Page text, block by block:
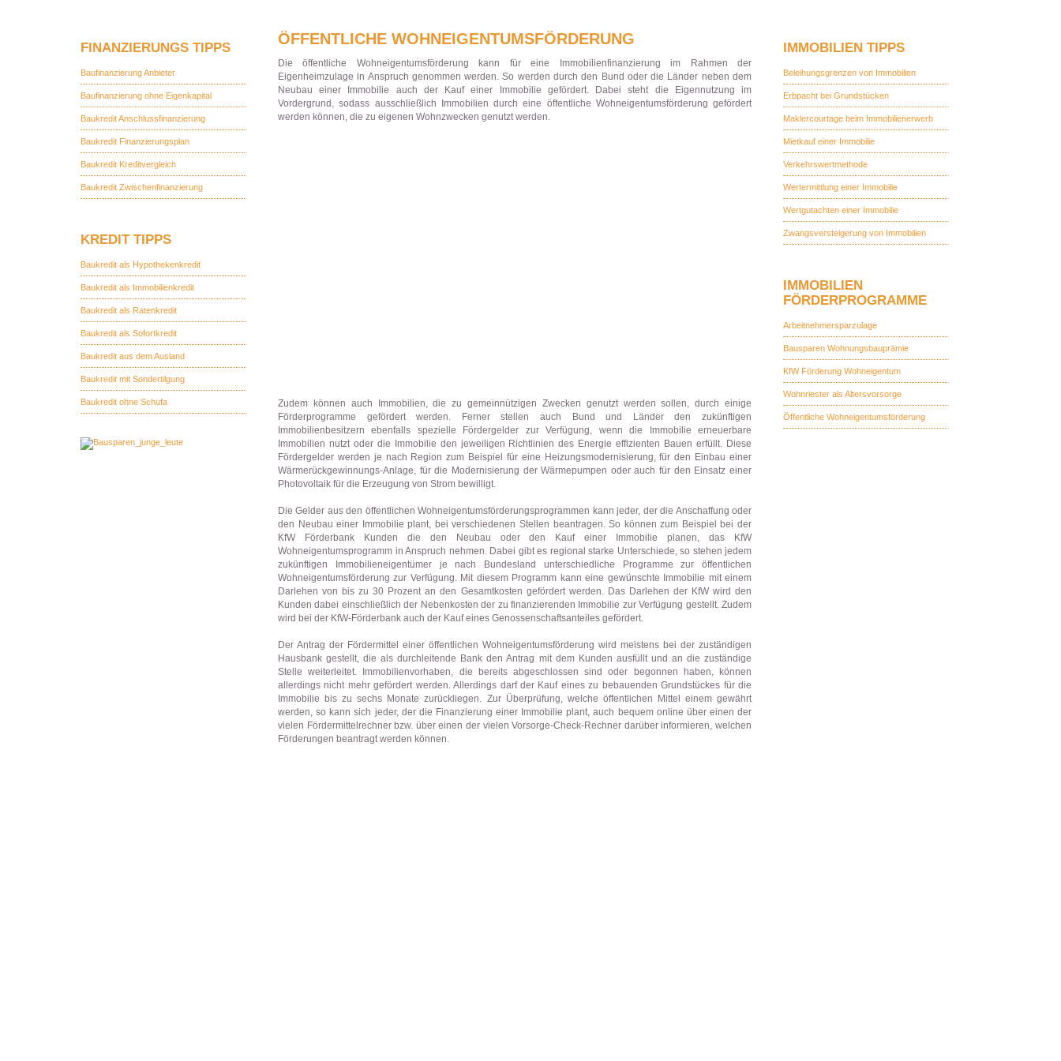
FINANZIERUNGS TIPPS
Baufinanzierung Anbieter
Baufinanzierung ohne Eigenkapital
Baukredit Anschlussfinanzierung
Baukredit Finanzierungsplan
Baukredit Kreditvergleich
Baukredit Zwischenfinanzierung
KREDIT TIPPS
Baukredit als Hypothekenkredit
Baukredit als Immobilienkredit
Baukredit als Ratenkredit
Baukredit als Sofortkredit
Baukredit aus dem Ausland
Baukredit mit Sondertilgung
Baukredit ohne Schufa
ÖFFENTLICHE WOHNEIGENTUMSFÖRDERUNG
Die öffentliche Wohneigentumsförderung kann für eine Immobilienfinanzierung im Rahmen der
Eigenheimzulage in Anspruch genommen werden. So werden durch den Bund oder die Länder neben dem
Neubau einer Immobilie auch der Kauf einer Immobilie gefördert. Dabei steht die Eigennutzung im
Vordergrund, sodass ausschließlich Immobilien durch eine öffentliche Wohneigentumsförderung gefördert
werden können, die zu eigenen Wohnzwecken genutzt werden.
Zudem können auch Immobilien, die zu gemeinnützigen Zwecken genutzt werden sollen, durch einige
Förderprogramme gefördert werden. Ferner stellen auch Bund und Länder den zukünftigen
Immobilienbesitzern ebenfalls spezielle Fördergelder zur Verfügung, wenn die Immobilie erneuerbare
Immobilien nutzt oder die Immobilie den jeweiligen Richtlinien des Energie effizienten Bauen erfüllt. Diese
Fördergelder werden je nach Region zum Beispiel für eine Heizungsmodernisierung, für den Einbau einer
Wärmerückgewinnungs-Anlage, für die Modernisierung der Wärmepumpen oder auch für den Einsatz einer
Photovoltaik für die Erzeugung von Strom bewilligt.
Die Gelder aus den öffentlichen Wohneigentumsförderungsprogrammen kann jeder, der die Anschaffung oder
den Neubau einer Immobilie plant, bei verschiedenen Stellen beantragen. So können zum Beispiel bei der
KfW Förderbank Kunden die den Neubau oder den Kauf einer Immobilie planen, das KfW
Wohneigentumsprogramm in Anspruch nehmen. Dabei gibt es regional starke Unterschiede, so stehen jedem
zukünftigen Immobilieneigentümer je nach Bundesland unterschiedliche Programme zur öffentlichen
Wohneigentumsförderung zur Verfügung. Mit diesem Programm kann eine gewünschte Immobilie mit einem
Darlehen von bis zu 30 Prozent an den Gesamtkosten gefördert werden. Das Darlehen der KfW wird den
Kunden dabei einschließlich der Nebenkosten der zu finanzierenden Immobilie zur Verfügung gestellt. Zudem
wird bei der KfW-Förderbank auch der Kauf eines Genossenschaftsanteiles gefördert.
Der Antrag der Fördermittel einer öffentlichen Wohneigentumsförderung wird meistens bei der zuständigen
Hausbank gestellt, die als durchleitende Bank den Antrag mit dem Kunden ausfüllt und an die zuständige
Stelle weiterleitet. Immobilienvorhaben, die bereits abgeschlossen sind oder begonnen haben, können
allerdings nicht mehr gefördert werden. Allerdings darf der Kauf eines zu bebauenden Grundstückes für die
Immobilie bis zu sechs Monate zurückliegen. Zur Überprüfung, welche öffentlichen Mittel einem gewährt
werden, so kann sich jeder, der die Finanzierung einer Immobilie plant, auch bequem online über einen der
vielen Fördermittelrechner bzw. über einen der vielen Vorsorge-Check-Rechner darüber informieren, welchen
Förderungen beantragt werden können.
IMMOBILIEN TIPPS
Beleihungsgrenzen von Immobilien
Erbpacht bei Grundstücken
Maklercourtage beim Immobilienerwerb
Mietkauf einer Immobilie
Verkehrswertmethode
Wertermittlung einer Immobilie
Wertgutachten einer Immobilie
Zwangsversteigerung von Immobilien
IMMOBILIEN
FÖRDERPROGRAMME
Arbeitnehmersparzulage
Bausparen Wohnungsbauprämie
KfW Förderung Wohneigentum
Wohnriester als Altersvorsorge
Öffentliche Wohneigentumsförderung